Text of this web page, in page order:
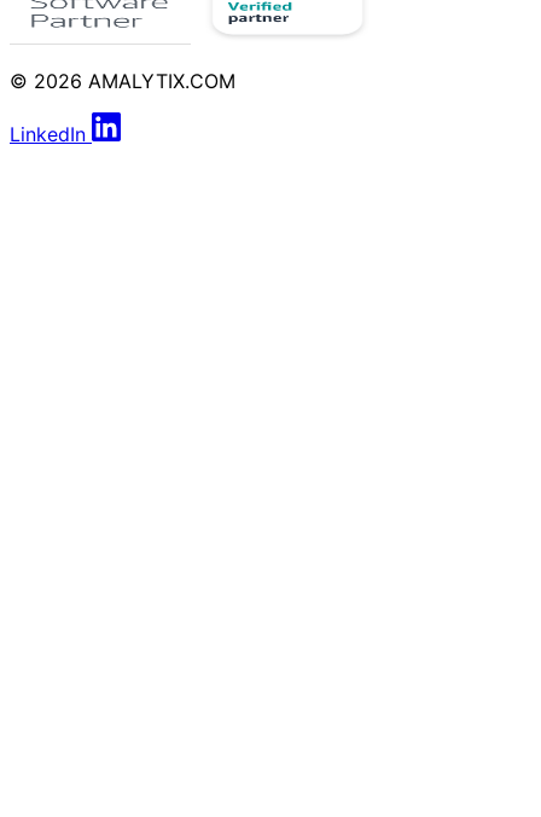
© 2026 AMALYTIX.COM
LinkedIn